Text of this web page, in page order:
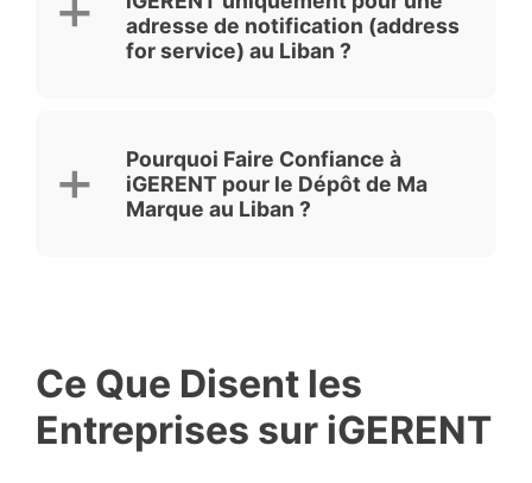
adresse de notification (address
for service) au Liban ?
Pourquoi Faire Confiance à
iGERENT pour le Dépôt de Ma
Marque au Liban ?
Ce Que Disent les
Entreprises sur iGERENT